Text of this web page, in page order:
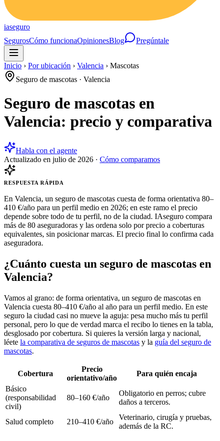
iaseguro
SegurosCómo funcionaOpinionesBlog Pregúntale
Inicio › Por ubicación › Valencia › Mascotas
Seguro de mascotas · Valencia
Seguro de mascotas en
Valencia: precio y comparativa
Habla con el agente
Actualizado en julio de 2026 · Cómo comparamos
RESPUESTA RÁPIDA
En Valencia, un seguro de mascotas cuesta de forma orientativa 80–
410 €/año para un perfil medio en 2026; en este ramo el precio
depende sobre todo de tu perfil, no de la ciudad. IAseguro compara
más de 80 aseguradoras y las ordena solo por precio a coberturas
equivalentes, sin posicionar marcas. El precio final lo confirma cada
aseguradora.
¿Cuánto cuesta un seguro de mascotas en
Valencia?
Vamos al grano: de forma orientativa, un seguro de mascotas en
Valencia cuesta 80–410 €/año al año para un perfil medio. En este
seguro la ciudad casi no mueve la aguja: pesa mucho más tu perfil
personal, pero lo que de verdad marca el recibo lo tienes en la tabla,
desglosado por cobertura. Si quieres la versión larga y nacional,
léete la comparativa de seguros de mascotas y la guía del seguro de
mascotas.
Cobertura
Precio
orientativo/año
Para quién encaja
Básico
(responsabilidad
civil)
80–160 €/año
Obligatorio en perros; cubre
daños a terceros.
Salud completo 210–410 €/año
Veterinario, cirugía y pruebas,
además de la RC.